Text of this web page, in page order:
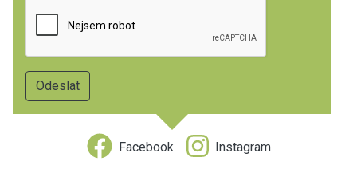
Facebook Instagram